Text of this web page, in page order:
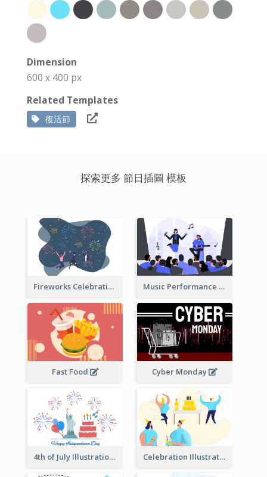
Dimension
600 x 400 px
Related Templates
復活節
探索更多 節日插圖 模板
Fireworks Celebration Illustration Music Performance Illustration
Fast Food Cyber Monday
4th of July Illustration Celebration Illustration